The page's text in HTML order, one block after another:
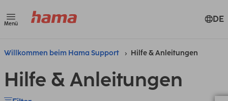
Menü DE
Willkommen beim Hama Support Hilfe & Anleitungen
Hilfe & Anleitungen